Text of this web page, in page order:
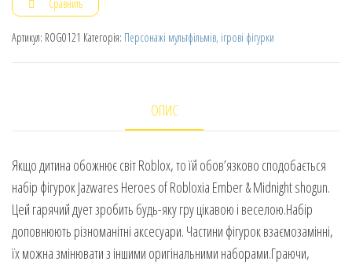
Сравнить
Артикул: ROG0121 Категорія: Персонажі мультфільмів, ігрові фігурки
ОПИС
Якщо дитина обожнює світ Roblox, то їй обов’язково сподобається
набір фігурок Jazwares Heroes of Robloxia Ember & Midnight shogun.
Цей гарячий дует зробить будь-яку гру цікавою і веселою.Набір
доповнюють різноманітні аксесуари. Частини фігурок взаємозамінні,
їх можна змінювати з іншими оригінальними наборами.Граючи,